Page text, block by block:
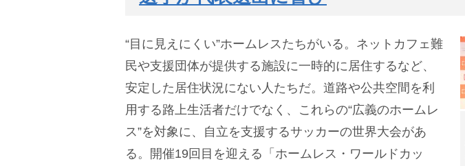
“目に見えにくい”ホームレスたちがいる。ネットカフェ難
民や支援団体が提供する施設に一時的に居住するなど、
安定した居住状況にない人たちだ。道路や公共空間を利
用する路上生活者だけでなく、これらの“広義のホームレ
ス”を対象に、自立を支援するサッカーの世界大会があ
る。開催19回目を迎える「ホームレス・ワールドカッ